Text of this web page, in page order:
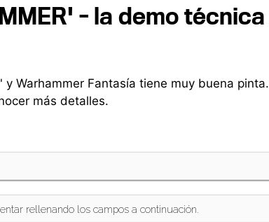
- la demo técnica
Warhammer Fantasía tiene muy buena pinta.
más detalles.
rellenando los campos a continuación.